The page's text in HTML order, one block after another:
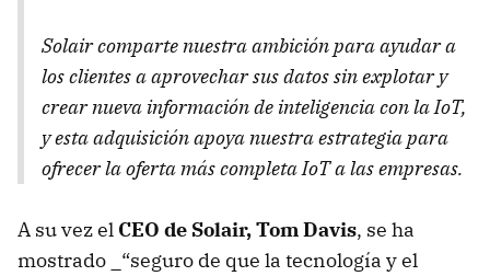
Solair comparte nuestra ambición para ayudar a
los clientes a aprovechar sus datos sin explotar y
crear nueva información de inteligencia con la IoT,
y esta adquisición apoya nuestra estrategia para
ofrecer la oferta más completa IoT a las empresas.
A su vez el CEO de Solair, Tom Davis, se ha
mostrado _“seguro de que la tecnología y el